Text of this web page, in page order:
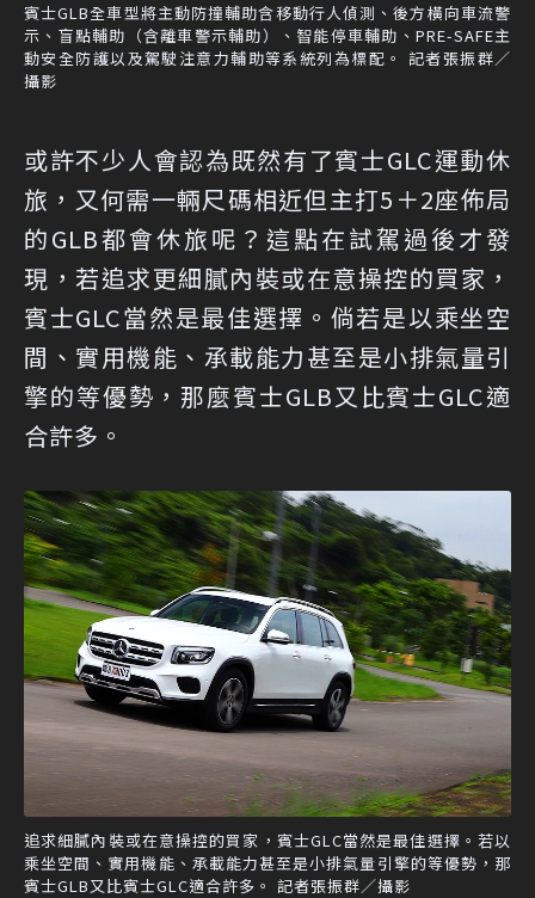
賓士GLB全車型將主動防撞輔助含移動行人偵測、後方橫向車流警
示、盲點輔助（含離車警示輔助）、智能停車輔助、PRE-SAFE主
動安全防護以及駕駛注意力輔助等系統列為標配。 記者張振群／
攝影
或許不少人會認為既然有了賓士GLC運動休
旅，又何需一輛尺碼相近但主打5＋2座佈局
的GLB都會休旅呢？這點在試駕過後才發
現，若追求更細膩內裝或在意操控的買家，
賓士GLC當然是最佳選擇。倘若是以乘坐空
間、實用機能、承載能力甚至是小排氣量引
擎的等優勢，那麼賓士GLB又比賓士GLC適
合許多。
追求細膩內裝或在意操控的買家，賓士GLC當然是最佳選擇。若以
乘坐空間、實用機能、承載能力甚至是小排氣量引擎的等優勢，那
賓士GLB又比賓士GLC適合許多。 記者張振群／攝影